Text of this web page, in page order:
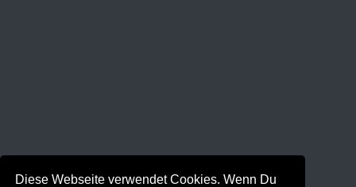
Diese Webseite verwendet Cookies. Wenn Du